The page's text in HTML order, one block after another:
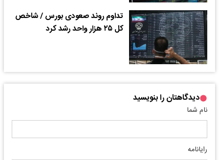
تداوم روند صعودی بورس / شاخص
کل ۲۵ هزار واحد رشد کرد
دیدگاهتان را بنویسید
نام شما
رایانامه